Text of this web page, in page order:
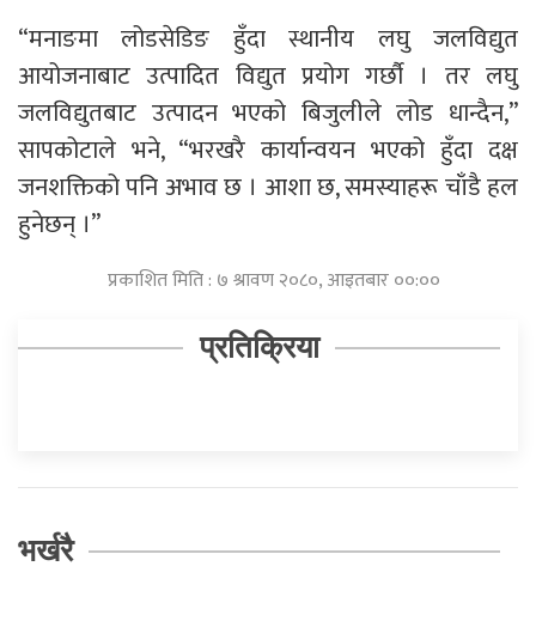
“मनाङमा लोडसेडिङ हुँदा स्थानीय लघु जलविद्युत
आयोजनाबाट उत्पादित विद्युत प्रयोग गर्छौ । तर लघु
जलविद्युतबाट उत्पादन भएको बिजुलीले लोड धान्दैन,”
सापकोटाले भने, “भरखरै कार्यान्वयन भएको हुँदा दक्ष
जनशक्तिको पनि अभाव छ । आशा छ, समस्याहरू चाँडै हल
हुनेछन् ।”
प्रकाशित मिति : ७ श्रावण २०८०, आइतबार ००:००
प्रतिक्रिया
भर्खरै